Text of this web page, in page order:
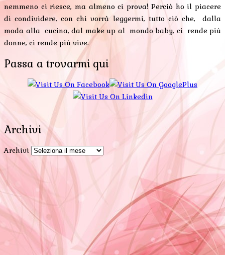
nemmeno ci riesce, ma almeno ci prova! Perciò ho il piacere
di condividere, con chi vorrà leggermi, tutto ciò che, dalla
moda alla cucina, dal make up al mondo baby, ci rende più
donne, ci rende più vive.
Passa a trovarmi qui
Archivi
Archivi